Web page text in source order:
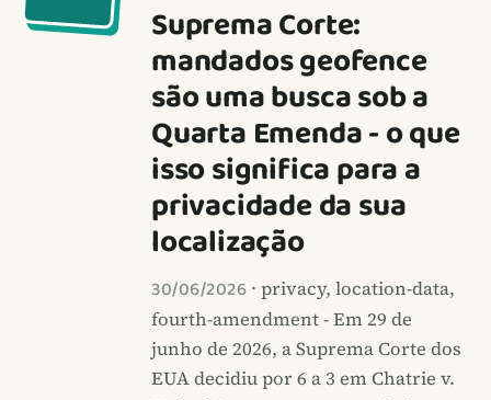
Suprema Corte:
mandados geofence
são uma busca sob a
Quarta Emenda - o que
isso significa para a
privacidade da sua
localização
30/06/2026 · privacy, location-data,
fourth-amendment - Em 29 de
junho de 2026, a Suprema Corte dos
EUA decidiu por 6 a 3 em Chatrie v.